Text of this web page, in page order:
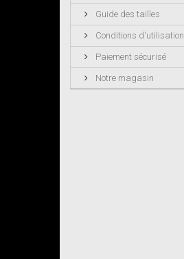
Guide des tailles
Conditions d'utilisation
Paiement sécurisé
Notre magasin